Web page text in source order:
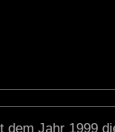
dem Jahr 1999